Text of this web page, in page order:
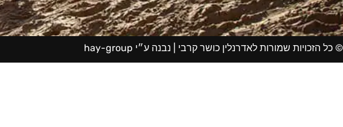
© כל הזכויות שמורות לאדרנלין כושר קרבי | נבנה ע״י hay-group